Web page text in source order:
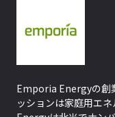
Emporia Energyの創
ッションは家庭用エ